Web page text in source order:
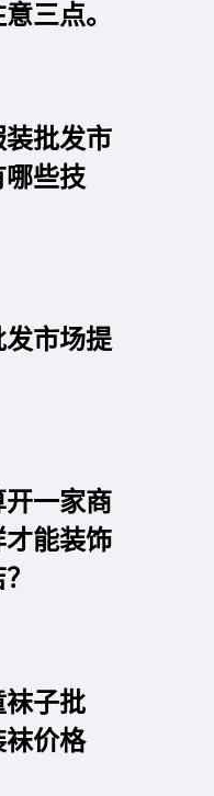
三点。
批发市
哪些技
市场提
一家商
能装饰
袜子批
袜价格